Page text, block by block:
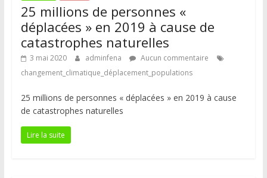
25 millions de personnes «
déplacées » en 2019 à cause de
catastrophes naturelles
3 mai 2020 adminfena
Aucun commentaire
changement_climatique_déplacement_populations
25 millions de personnes « déplacées » en 2019 à cause
de catastrophes naturelles
Lire la suite